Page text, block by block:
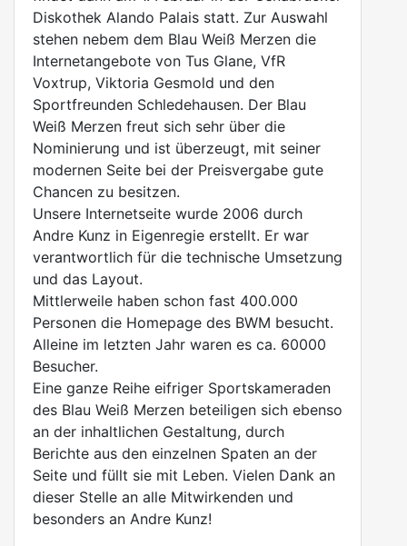
Diskothek Alando Palais statt. Zur Auswahl
stehen nebem dem Blau Weiß Merzen die
Internetangebote von Tus Glane, VfR
Voxtrup, Viktoria Gesmold und den
Sportfreunden Schledehausen. Der Blau
Weiß Merzen freut sich sehr über die
Nominierung und ist überzeugt, mit seiner
modernen Seite bei der Preisvergabe gute
Chancen zu besitzen.
Unsere Internetseite wurde 2006 durch
Andre Kunz in Eigenregie erstellt. Er war
verantwortlich für die technische Umsetzung
und das Layout.
Mittlerweile haben schon fast 400.000
Personen die Homepage des BWM besucht.
Alleine im letzten Jahr waren es ca. 60000
Besucher.
Eine ganze Reihe eifriger Sportskameraden
des Blau Weiß Merzen beteiligen sich ebenso
an der inhaltlichen Gestaltung, durch
Berichte aus den einzelnen Spaten an der
Seite und füllt sie mit Leben. Vielen Dank an
dieser Stelle an alle Mitwirkenden und
besonders an Andre Kunz!